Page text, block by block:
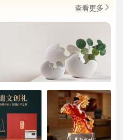
查看更多 